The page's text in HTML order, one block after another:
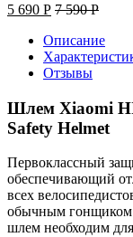
5 690 Р 7 590Р
Описание
Отзывы
Шлем Xiaomi
Safety Helmet
Первоклассный
обеспечивающий
всех
обычным гонщиком
шлем необходим